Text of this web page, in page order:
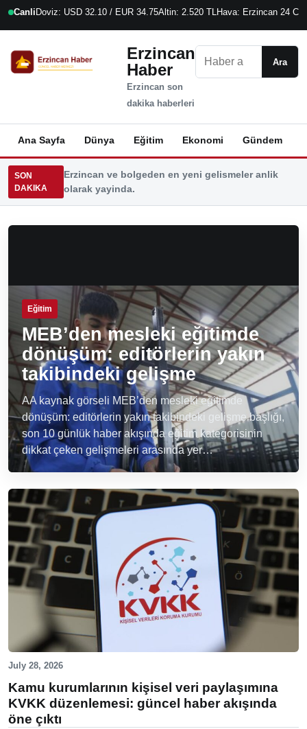
Canli Doviz: USD 32.10 / EUR 34.75Altin: 2.520 TLHava: Erzincan 24 C
Erzincan
Haber
Erzincan son
dakika haberleri
Ara
Ana Sayfa Dünya Eğitim Ekonomi Gündem
SON
DAKIKA
Erzincan ve bolgeden en yeni gelismeler anlik
olarak yayinda.
Eğitim
MEB’den mesleki eğitimde
dönüşüm: editörlerin yakın
takibindeki gelişme
AA kaynak görseli MEB’den mesleki eğitimde
dönüşüm: editörlerin yakın takibindeki gelişme başlığı,
son 10 günlük haber akışında eğitim kategorisinin
dikkat çeken gelişmeleri arasında yer…
July 28, 2026
Kamu kurumlarının kişisel veri paylaşımına
KVKK düzenlemesi: güncel haber akışında
öne çıktı